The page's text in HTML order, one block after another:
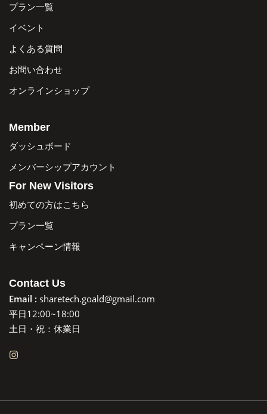
プラン一覧
イベント
よくある質問
お問い合わせ
オンラインショップ
Member
ダッシュボード
メンバーシップアカウント
For New Visitors
初めての方はこちら
プラン一覧
キャンペーン情報
Contact Us
Email : sharetech.goald@gmail.com
平日12:00~18:00
土日・祝：休業日